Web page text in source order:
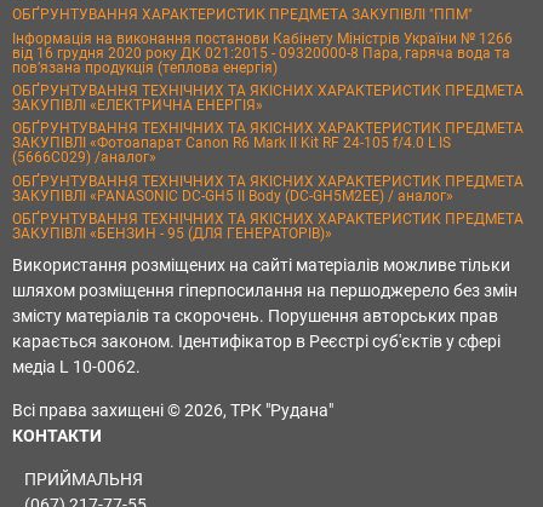
ОБҐРУНТУВАННЯ ХАРАКТЕРИСТИК ПРЕДМЕТА ЗАКУПІВЛІ "ППМ"
Інформація на виконання постанови Кабінету Міністрів України № 1266
від 16 грудня 2020 року ДК 021:2015 - 09320000-8 Пара, гаряча вода та
пов’язана продукція (теплова енергія)
ОБҐРУНТУВАННЯ ТЕХНІЧНИХ ТА ЯКІСНИХ ХАРАКТЕРИСТИК ПРЕДМЕТА
ЗАКУПІВЛІ «ЕЛЕКТРИЧНА ЕНЕРГІЯ»
ОБҐРУНТУВАННЯ ТЕХНІЧНИХ ТА ЯКІСНИХ ХАРАКТЕРИСТИК ПРЕДМЕТА
ЗАКУПІВЛІ «Фотоапарат Canon R6 Mark II Kit RF 24-105 f/4.0 L IS
(5666C029) /аналог»
ОБҐРУНТУВАННЯ ТЕХНІЧНИХ ТА ЯКІСНИХ ХАРАКТЕРИСТИК ПРЕДМЕТА
ЗАКУПІВЛІ «PANASONIC DC-GH5 II Body (DC-GH5M2EE) / аналог»
ОБҐРУНТУВАННЯ ТЕХНІЧНИХ ТА ЯКІСНИХ ХАРАКТЕРИСТИК ПРЕДМЕТА
ЗАКУПІВЛІ «БЕНЗИН - 95 (ДЛЯ ГЕНЕРАТОРІВ)»
Використання розміщених на сайті матеріалів можливе тільки
шляхом розміщення гіперпосилання на першоджерело без змін
змісту матеріалів та скорочень. Порушення авторських прав
карається законом. Ідентифікатор в Реєстрі суб'єктів у сфері
медіа L 10-0062.
Всі права захищені © 2026, ТРК "Рудана"
КОНТАКТИ
ПРИЙМАЛЬНЯ